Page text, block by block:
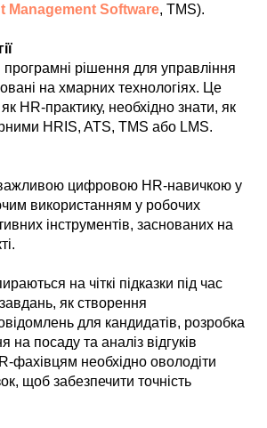
Management Software, TMS).
рішення для управління
на хмарних технологіях. Це
HR-практику, необхідно знати, як
HRIS, ATS, TMS або LMS.
важливою цифровою HR-навичкою у
використанням у робочих
інструментів, заснованих на
на чіткі підказки під час
як створення
для кандидатів, розробка
на посаду та аналіз відгуків
фахівцям необхідно оволодіти
щоб забезпечити точність